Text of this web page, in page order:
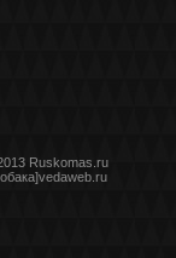
Ruskomas.ru